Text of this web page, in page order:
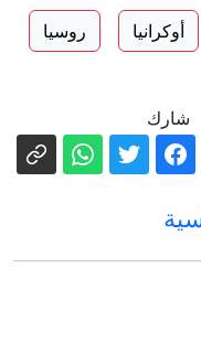
أوكرانيا روسيا
شارك